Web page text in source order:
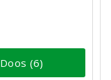
Doos (6)